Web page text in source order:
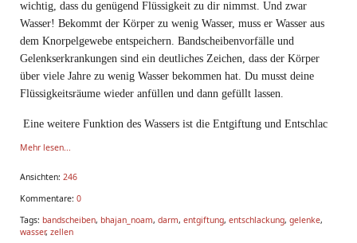
wichtig, dass du genügend Flüssigkeit zu dir nimmst. Und zwar
Wasser! Bekommt der Körper zu wenig Wasser, muss er Wasser aus
dem Knorpelgewebe entspeichern. Bandscheibenvorfälle und
Gelenkserkrankungen sind ein deutliches Zeichen, dass der Körper
über viele Jahre zu wenig Wasser bekommen hat. Du musst deine
Flüssigkeitsräume wieder anfüllen und dann gefüllt lassen.
Eine weitere Funktion des Wassers ist die Entgiftung und Entschlac
Mehr lesen...
Ansichten: 246
Kommentare: 0
Tags: bandscheiben, bhajan_noam, darm, entgiftung, entschlackung, gelenke,
wasser, zellen